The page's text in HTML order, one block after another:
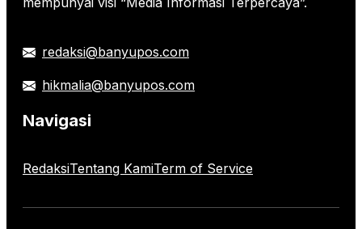
redaksi@banyupos.com
hikmalia@banyupos.com
Navigasi
RedaksiTentang KamiTerm of Service